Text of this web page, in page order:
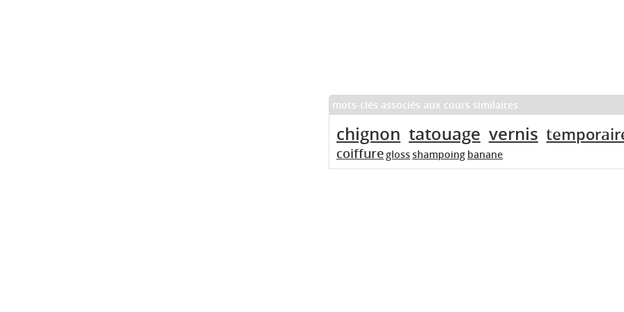
mots-clés associés aux cours similaires
chignon tatouage vernis
coiffureglossshampoing banane